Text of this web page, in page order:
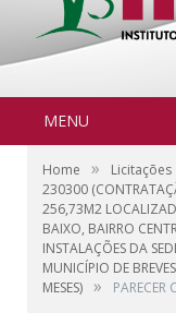
MENU
Home » Licitações
230300
256,73M2
BAIXO, BAIRRO
INSTALAÇÕES DA
MUNICÍPIO DE
MESES) » PARECER